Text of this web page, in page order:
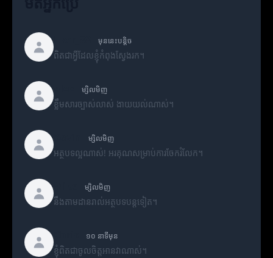
មុននេះបន្តិច
ពិតជាអ្វីដែលខ្ញុំកំពុងស្វែងរក។
ម្សិលមិញ
ខ្លឹមសារច្បាស់លាស់ ងាយយល់ណាស់។
ម្សិលមិញ
អត្ថបទល្អណាស់! អរគុណសម្រាប់ការចែករំលែក។
ម្សិលមិញ
នឹងតាមដានរាល់អត្ថបទបន្តទៀត។
១០ នាទីមុន
ខ្ញុំពិតជាចូលចិត្តអានវាណាស់។